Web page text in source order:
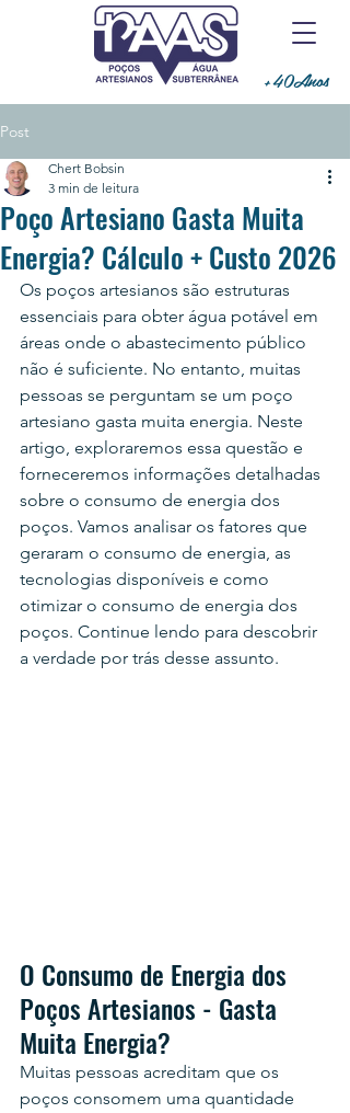
+40Anos
Post
Poço Artesiano Gasta Muita
Energia? Cálculo + Custo 2026
Chert Bobsin
3 min de leitura
Os poços artesianos são estruturas
essenciais para obter água potável em
áreas onde o abastecimento público
não é suficiente. No entanto, muitas
pessoas se perguntam se um poço
artesiano gasta muita energia. Neste
artigo, exploraremos essa questão e
forneceremos informações detalhadas
sobre o consumo de energia dos
poços. Vamos analisar os fatores que
geraram o consumo de energia, as
tecnologias disponíveis e como
otimizar o consumo de energia dos
poços. Continue lendo para descobrir
a verdade por trás desse assunto.
O Consumo de Energia dos
Poços Artesianos - Gasta
Muita Energia?
Muitas pessoas acreditam que os
poços consomem uma quantidade